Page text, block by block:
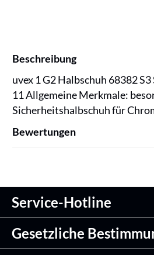
Beschreibung
uvex 1 G2 Halbschuh 68382
11 Allgemeine Merkmale:
Sicherheitshalbschuh für
Bewertungen
Service-Hotline
Gesetzliche